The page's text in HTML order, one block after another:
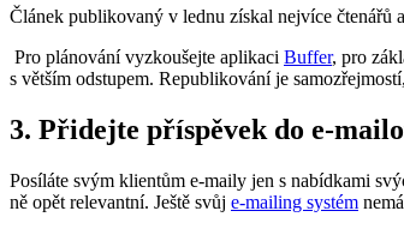
Článek publikovaný v lednu získal nejvíce čtenářů
Pro plánování vyzkoušejte aplikaci Buffer, pro
s větším odstupem. Republikování je
3. Přidejte příspěvek do e-
Posíláte svým klientům e-maily jen s nabídkami
ně opět relevantní. Ještě svůj e-mailing systém